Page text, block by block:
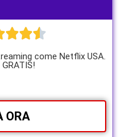

come Netflix USA.
ORA